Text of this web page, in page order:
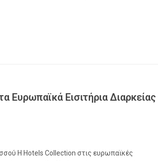
Ευρωπαϊκά Εισιτήρια Διαρκείας
H Hotels Collection στις ευρωπαϊκές